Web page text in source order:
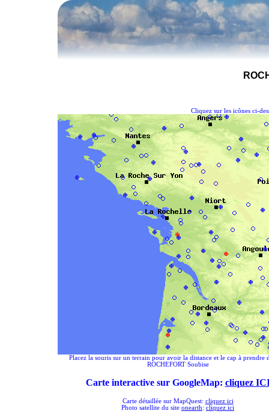
Cliquez sur les icônes ci-
Placez la souris sur un terrain pour avoir la distance et le cap à prendre
ROCHEFORT Soubise
Carte interactive sur GoogleMap: cliquez
Carte détaillée sur MapQuest: cliquez ici
Photo satellite du site onearth: cliquez ici